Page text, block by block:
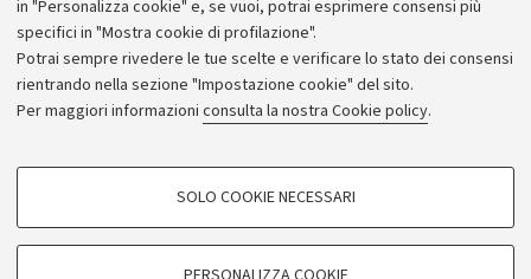
in "Personalizza cookie" e, se vuoi, potrai esprimere consensi più
specifici in "Mostra cookie di profilazione".
Potrai sempre rivedere le tue scelte e verificare lo stato dei consensi
rientrando nella sezione "Impostazione cookie" del sito.
Per maggiori informazioni consulta la nostra Cookie policy.
COOKIE DI PROFILAZIONE - FACOLTATIVI
SOLO COOKIE NECESSARI
Comunicati stampa
Redazione
Rassegna stampa